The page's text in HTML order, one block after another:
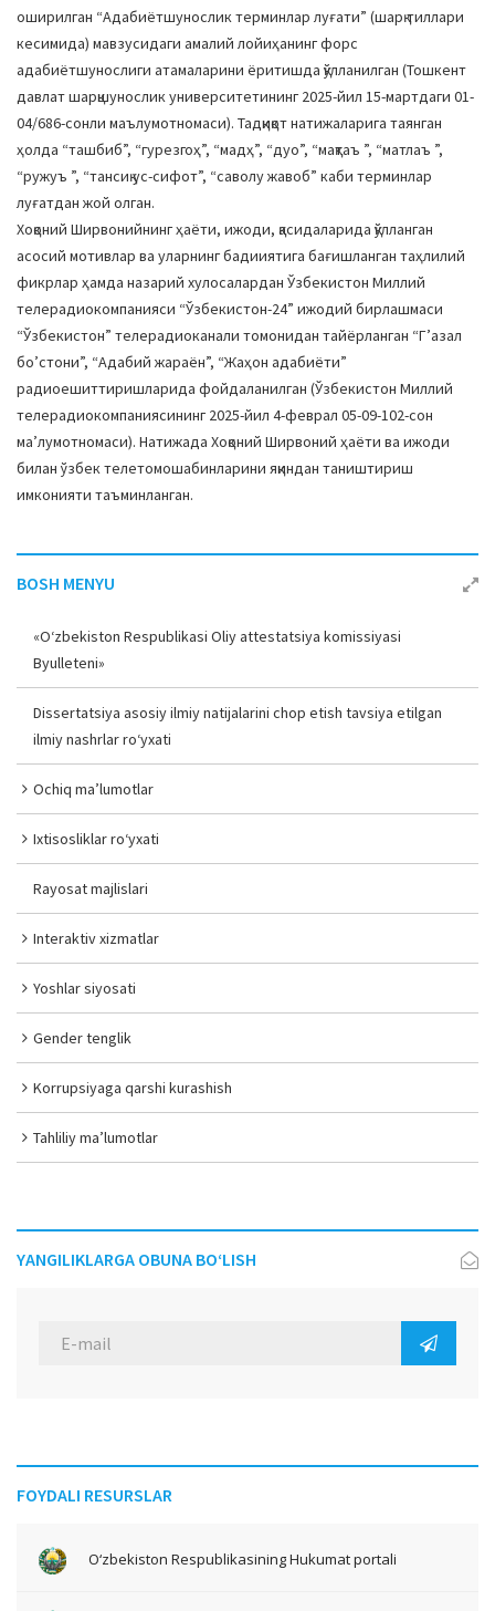
оширилган “Адабиётшунослик терминлар луғати” (шарқ тиллари
кесимида) мавзусидаги амалий лойиҳанинг форс
адабиётшунослиги атамаларини ёритишда қўлланилган (Тошкент
давлат шарқшунослик университетининг 2025-йил 15-мартдаги 01-
04/686-сонли маълумотномаси). Тадқиқот натижаларига таянган
ҳолда “ташбиб”, “гурезгоҳ”, “мадҳ”, “дуо”, “мақтаъ ”, “матлаъ ”,
“ружуъ ”, “тансиқ ус-сифот”, “саволу жавоб” каби терминлар
луғатдан жой олган.
Хоқоний Ширвонийнинг ҳаёти, ижоди, қасидаларида қўлланган
асосий мотивлар ва уларнинг бадииятига бағишланган таҳлилий
фикрлар ҳамда назарий хулосалардан Ўзбекистон Миллий
телерадиокомпанияси “Ўзбекистон-24” ижодий бирлашмаси
“Ўзбекистон” телерадиоканали томонидан тайёрланган “Гʼазал
боʼстони”, “Адабий жараён”, “Жаҳон адабиёти”
радиоешиттиришларида фойдаланилган (Ўзбекистон Миллий
телерадиокомпаниясининг 2025-йил 4-феврал 05-09-102-сон
маʼлумотномаси). Натижада Хоқоний Ширвоний ҳаёти ва ижоди
билан ўзбек телетомошабинларини яқиндан таништириш
имконияти таъминланган.
BOSH MENYU
«O‘zbekiston Respublikasi Oliy attestatsiya komissiyasi
Byulleteni»
Dissertatsiya asosiy ilmiy natijalarini chop etish tavsiya etilgan
ilmiy nashrlar ro‘yxati
Ochiq ma’lumotlar
Ixtisosliklar ro‘yxati
Rayosat majlislari
Interaktiv xizmatlar
Yoshlar siyosati
Gender tenglik
Korrupsiyaga qarshi kurashish
Tahliliy ma’lumotlar
YANGILIKLARGA OBUNA BO‘LISH
FOYDALI RESURSLAR
O‘zbekiston Respublikasining Hukumat portali